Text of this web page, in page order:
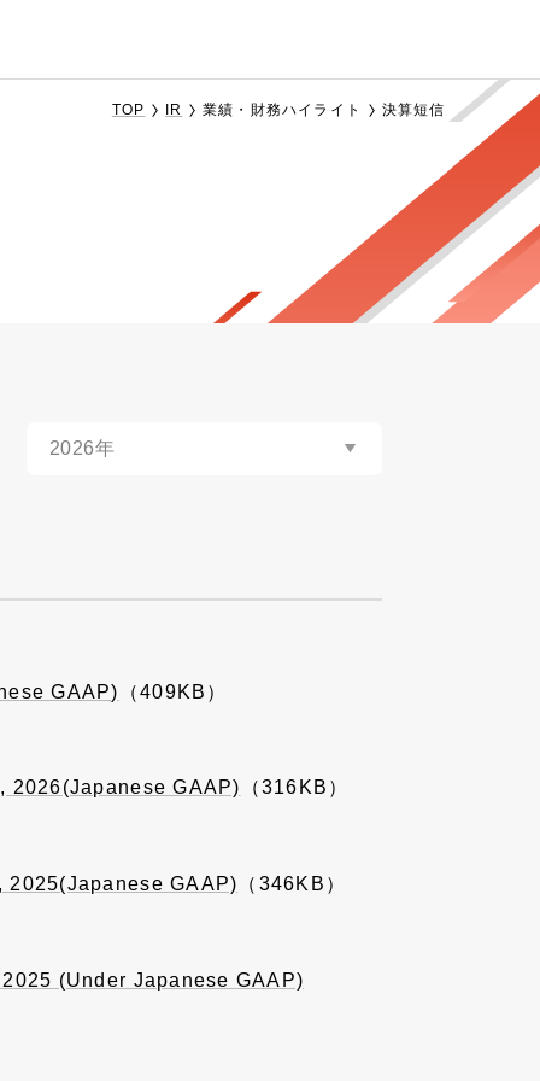
TOP IR 業績・財務ハイライト 決算短信
GAAP) （409KB）
GAAP) （316KB）
GAAP) （346KB）
(Under Japanese GAAP)